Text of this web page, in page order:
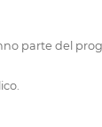
parte del